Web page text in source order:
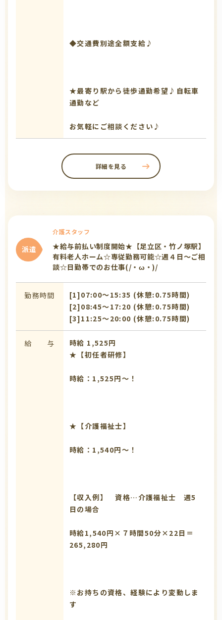
◆交通費別途全額支給♪
★最寄り駅から徒歩通勤希望♪自転車
通勤など
お気軽にご相談ください♪
詳細を見る
派遣
介護スタッフ
★給与前払い制度開始★【足立区・竹ノ塚駅】
有料老人ホーム☆専従勤務可能☆週４日～ご相
談☆日勤帯でのお仕事(/・ω・)/
勤務時間
[1]07:00〜15:35 (休憩:0.75時間)
[2]08:45〜17:20 (休憩:0.75時間)
[3]11:25〜20:00 (休憩:0.75時間)
給 与
時給 1,525円
★【初任者研修】
時給：1,525円～！
★【介護福祉士】
時給：1,540円～！
【収入例】 資格…介護福祉士 週5
日の場合
時給1,540円×７時間50分×22日＝
265,280円
※お持ちの資格、経験により変動しま
す